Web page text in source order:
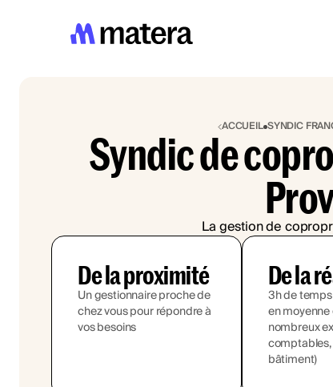
ACCUEIL SYNDIC
Syndic de
La gestion de
De la proximité
Un gestionnaire proche de
chez vous pour répondre à
vos besoins
De la
3h de
en
nombreux
bâtiment)